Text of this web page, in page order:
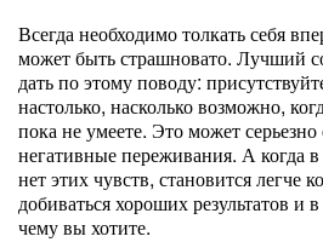
Всегда необходимо толкать себя
может быть страшновато. Лучший
дать по этому поводу:
настолько, насколько возможно,
пока не умеете. Это может
негативные переживания. А когда
нет этих чувств, становится легче
добиваться хороших результатов и
чему вы хотите.